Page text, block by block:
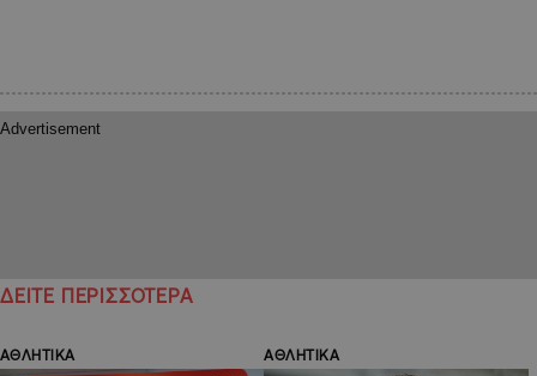
ΔΕΙΤΕ ΠΕΡΙΣΣΟΤΕΡΑ
ΑΘΛΗΤΙΚΑ ΑΘΛΗΤΙΚΑ